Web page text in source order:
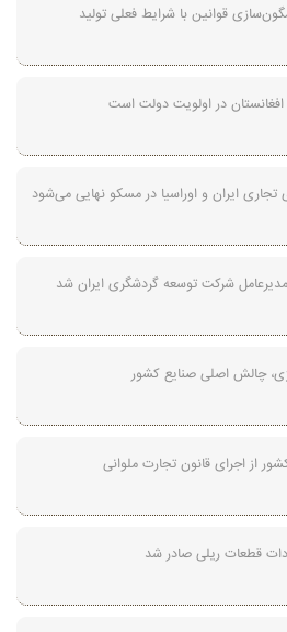
قوانین با شرایط فعلی تولید
افغانستان در اولویت دولت است
ایران و اوراسیا در مسکو نهایی می‌شود
شرکت توسعه گردشگری ایران شد
چالش اصلی صنایع کشور
از اجرای قانون تجارت ملوانی
قطعات ریلی صادر شد